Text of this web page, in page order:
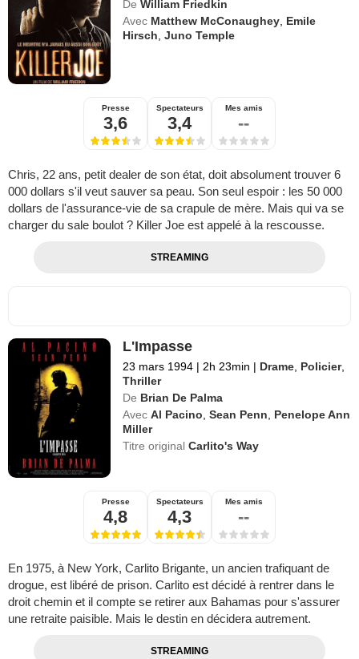
De William Friedkin
Avec Matthew McConaughey Emile
Hirsch ,Juno Temple
Presse
3,6
Spectateurs
3,4
Mes amis
--
Chris, 22 ans, petit dealer de son état, doit absolument trouver 6
000 dollars s'il veut sauver sa peau. Son seul espoir : les 50 000
dollars de l'assurance-vie de sa crapule de mère. Mais qui va se
charger du sale boulot ? Killer Joe est appelé à la rescousse.
STREAMING
L'Impasse
23 mars 1994 | 2h 23min | Drame Policier,
Thriller
De Brian De Palma
Avec Al Pacino ,Sean Penn
Penelope Ann
Miller
Titre originalCarlito's Way
Presse
4,8
Spectateurs
4,3
Mes amis
--
En 1975, à New York, Carlito Brigante, un ancien trafiquant de
drogue, est libéré de prison. Carlito est décidé à rentrer dans le
droit chemin et il compte se retirer aux Bahamas pour s'assurer
une retraite paisible. Mais le destin en décidera autrement.
STREAMING